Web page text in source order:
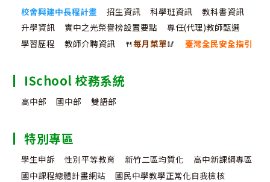
校舍興建中長程計畫 招生資訊 科學班資訊
教科書資訊
升學資訊
實中之光榮譽榜設置要點
專任(代理)教師甄選
學習歷程
教師介聘資訊 🍴每月菜單🥢 臺灣全民安全指引
ISchool 校務系統
高中部 國中部 雙語部
特別專區
學生申訴 性別平等教育 新竹二區均質化
高中新課綱專區
國中課程總體計畫網站
國民中學教學正常化自我檢核